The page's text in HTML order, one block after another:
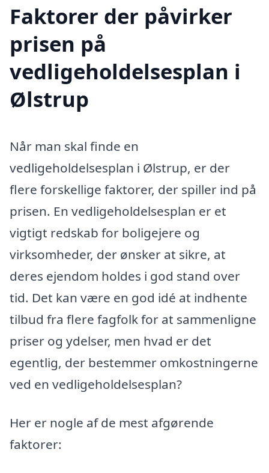
Faktorer der påvirker
prisen på
vedligeholdelsesplan i
Ølstrup
Når man skal finde en
vedligeholdelsesplan i Ølstrup, er der
flere forskellige faktorer, der spiller ind på
prisen. En vedligeholdelsesplan er et
vigtigt redskab for boligejere og
virksomheder, der ønsker at sikre, at
deres ejendom holdes i god stand over
tid. Det kan være en god idé at indhente
tilbud fra flere fagfolk for at sammenligne
priser og ydelser, men hvad er det
egentlig, der bestemmer omkostningerne
ved en vedligeholdelsesplan?
Her er nogle af de mest afgørende
faktorer: